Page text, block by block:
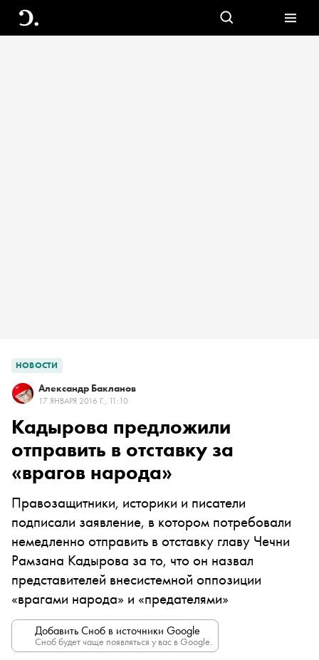
НОВОСТИ
Александр Бакланов
17 ЯНВАРЯ 2016 Г., 11:10
Кадырова предложили
отправить в отставку за
«врагов народа»
Правозащитники, историки и писатели
подписали заявление, в котором потребовали
немедленно отправить в отставку главу Чечни
Рамзана Кадырова за то, что он назвал
представителей внесистемной оппозиции
«врагами народа» и «предателями»
Добавить Сноб в источники Google
Сноб будет чаще появляться у вас в Google.